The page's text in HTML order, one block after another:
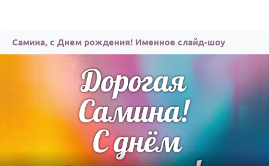
Открытки
Стихи и тексты
С Днем рождения
Свадьба
ОТЗЫВЫ
Самина, с Днем рождения! Именное слайд-шоу